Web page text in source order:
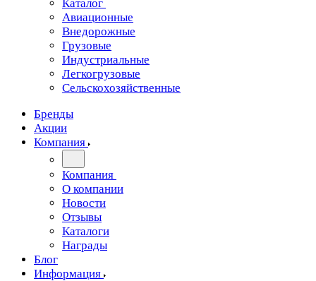
Каталог
Авиационные
Внедорожные
Грузовые
Индустриальные
Легкогрузовые
Сельскохозяйственные
Бренды
Акции
Компания
Компания
О компании
Новости
Отзывы
Каталоги
Награды
Блог
Информация